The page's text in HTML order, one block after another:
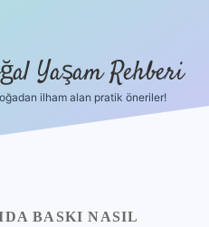
Yaşam Rehberi
ilham alan pratik öneriler!
BASKI NASIL